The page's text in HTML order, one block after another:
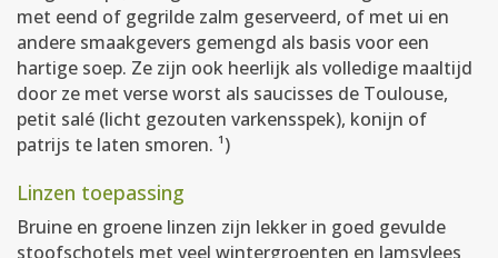
met eend of gegrilde zalm geserveerd, of met ui en
andere smaakgevers gemengd als basis voor een
hartige soep. Ze zijn ook heerlijk als volledige maaltijd
door ze met verse worst als saucisses de Toulouse,
petit salé (licht gezouten varkensspek), konijn of
patrijs te laten smoren. ¹)
Linzen toepassing
Bruine en groene linzen zijn lekker in goed gevulde
stoofschotels met veel wintergroenten en lamsvlees